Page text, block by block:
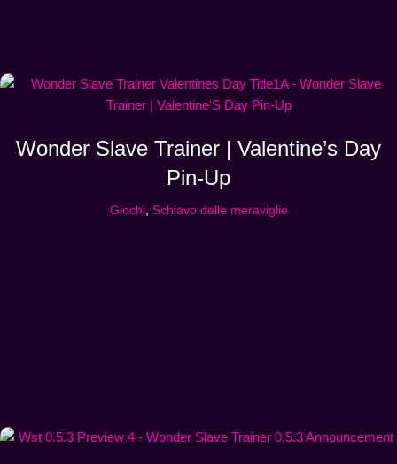
Wonder Slave Trainer | Valentine’s Day
Pin-Up
Giochi, Schiavo delle meraviglie